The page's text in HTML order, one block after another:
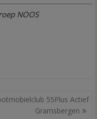
NOOS
55Plus Actief
Gramsbergen